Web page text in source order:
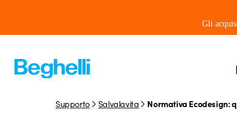
Gli
Supporto Salvalavita Normativa Ecodesign: